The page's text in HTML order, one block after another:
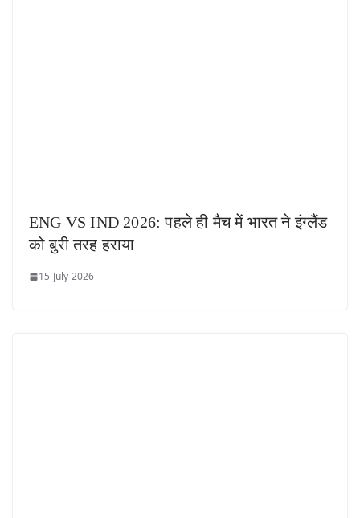
ENG VS IND 2026: पहले ही मैच में भारत ने इंग्लैंड
को बुरी तरह हराया
15 July 2026